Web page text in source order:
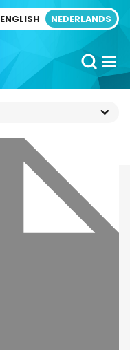
ENGLISH NEDERLANDS